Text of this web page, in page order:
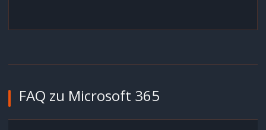
FAQ zu Microsoft 365